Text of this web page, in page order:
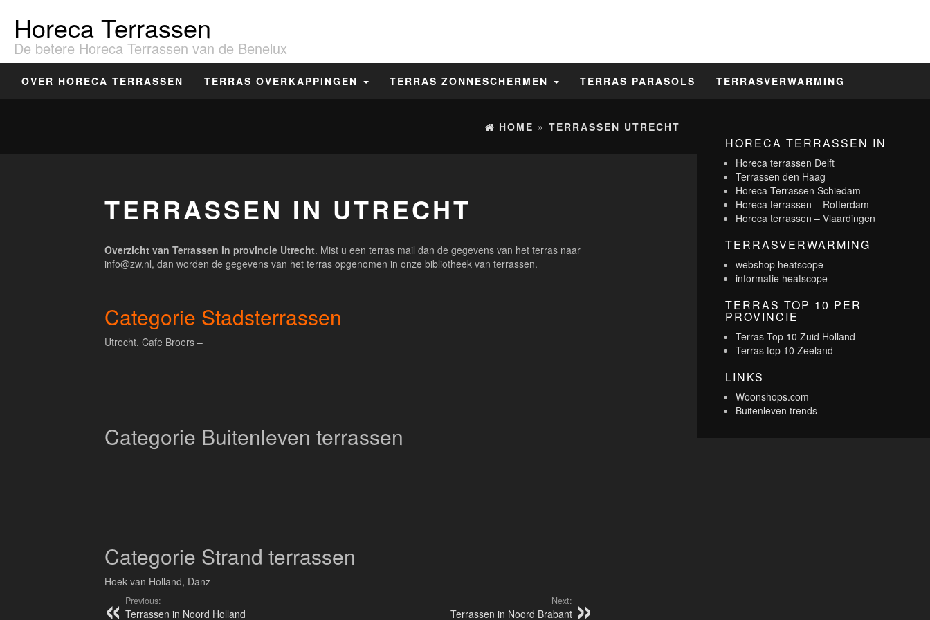
Horeca Terrassen
De betere Horeca Terrassen van de Benelux
OVER HORECA TERRASSEN TERRAS OVERKAPPINGEN TERRAS ZONNESCHERMEN TERRAS PARASOLS TERRASVERWARMING
HOME » TERRASSEN UTRECHT
TERRASSEN IN UTRECHT
Overzicht van Terrassen in provincie Utrecht. Mist u een terras mail dan de gegevens van het terras naar
info@zw.nl, dan worden de gegevens van het terras opgenomen in onze bibliotheek van terrassen.
Categorie Stadsterrassen
Utrecht, Cafe Broers –
Categorie Buitenleven terrassen
Categorie Strand terrassen
Hoek van Holland, Danz –
Previous:
Terrassen in Noord Holland
Next:
Terrassen in Noord Brabant
HORECA TERRASSEN IN
Horeca terrassen Delft
Terrassen den Haag
Horeca Terrassen Schiedam
Horeca terrassen – Rotterdam
Horeca terrassen – Vlaardingen
TERRASVERWARMING
webshop heatscope
informatie heatscope
TERRAS TOP 10 PER
PROVINCIE
Terras Top 10 Zuid Holland
Terras top 10 Zeeland
LINKS
Woonshops.com
Buitenleven trends